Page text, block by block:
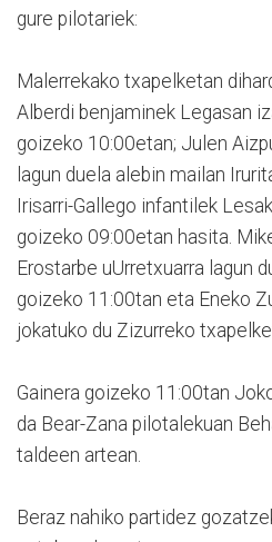
gure pilotariek:
Malerrekako txapelketan
Alberdi benjaminek Legasan
goizeko 10:00etan; Julen
lagun duela alebin mailan
Irisarri-Gallego infantilek
goizeko 09:00etan hasita.
Erostarbe uUrretxuarra lagun
goizeko 11:00tan eta Eneko
jokatuko du Zizurreko
Gainera goizeko 11:00tan
da Bear-Zana pilotalekuan
taldeen artean.
Beraz nahiko partidez